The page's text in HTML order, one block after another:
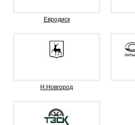
Евродиск
Н.Новгород